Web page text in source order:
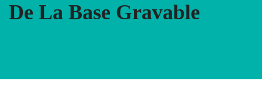
De La Base Gravable